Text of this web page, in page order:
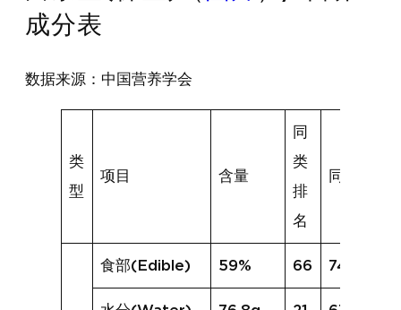
成分表
数据来源：中国营养学会
类
型
项目 含量
同
类
排
名
同类均值
食部(Edible) 59% 66 74%